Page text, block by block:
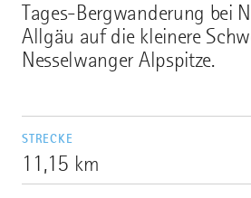
Tages-Bergwanderung bei
Allgäu auf die kleinere
Nesselwanger Alpspitze.
STRECKE
11,15 km